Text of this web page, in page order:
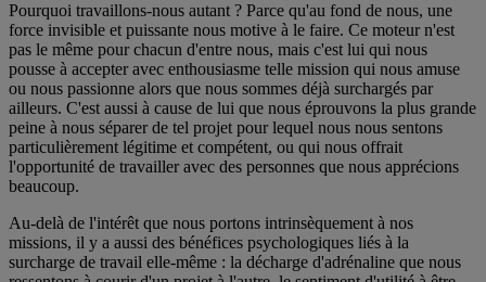
Pourquoi travaillons-nous autant ? Parce qu'au fond de nous, une
force invisible et puissante nous motive à le faire. Ce moteur n'est
pas le même pour chacun d'entre nous, mais c'est lui qui nous
pousse à accepter avec enthousiasme telle mission qui nous amuse
ou nous passionne alors que nous sommes déjà surchargés par
ailleurs. C'est aussi à cause de lui que nous éprouvons la plus grande
peine à nous séparer de tel projet pour lequel nous nous sentons
particulièrement légitime et compétent, ou qui nous offrait
l'opportunité de travailler avec des personnes que nous apprécions
beaucoup.
Au-delà de l'intérêt que nous portons intrinsèquement à nos
missions, il y a aussi des bénéfices psychologiques liés à la
surcharge de travail elle-même : la décharge d'adrénaline que nous